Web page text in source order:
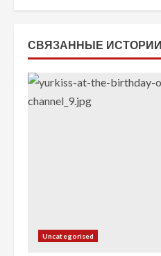
ь
ч
т
е
СВЯЗАННЫЕ ИСТОРИИ
Uncategorised